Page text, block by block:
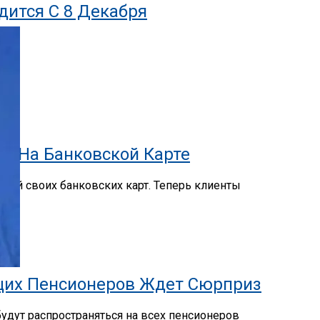
С 8 Декабря
На Банковской Карте
своих банковских карт. Теперь клиенты
Пенсионеров Ждет Сюрприз
распространяться на всех пенсионеров